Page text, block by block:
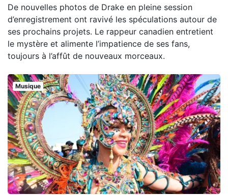
De nouvelles photos de Drake en pleine session
d’enregistrement ont ravivé les spéculations autour de
ses prochains projets. Le rappeur canadien entretient
le mystère et alimente l’impatience de ses fans,
toujours à l’affût de nouveaux morceaux.
Musique